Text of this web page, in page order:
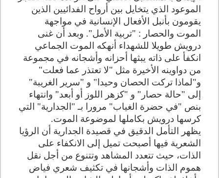
الموعود الذي يتخايل بين أرواح الفدائيين الذين
يقومون بأنبل الأفعال الإنسانية في مواجهة
الموت والحصار : "تربية الأمل". وبعد أن غنى
درويش طويلا للشهداء أنهكه الموت الجماعي
انكفأ على ذاته يبثها أحزانه وأشجانه في مجموعة
من دواوينه الأخيرة مثل "لا تعتذر عما فعلت"
و"لماذا تركت الحصان وحيدا" و "سرير الغريبة"
إلى "حالة حصار" و "كزهر اللوز أو أبعد" وانتهاء
بنص "في حضرة الغياب" مرورا بـ "الجدارية" التي
كرسها درويش بكاملها لموضوعة الموت.
يظهر التأمل الدقيق في قصيدة الجدارية أن الرؤيا
الشعرية فيها أصبحت تميل إلى الانكفاء على
الذات، حيث تتعدد المشاهد وتتنوع من أجل نقل
هموم الذات وأشجانها في تكثيف شعري فياض